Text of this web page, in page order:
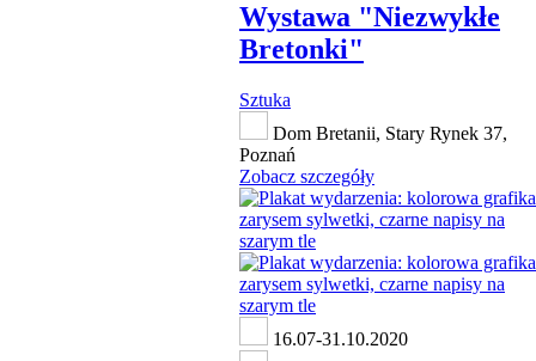
Wystawa "Niezwykłe
Bretonki"
Sztuka
Dom Bretanii, Stary Rynek 37,
Poznań
Zobacz szczegóły
16.07-31.10.2020